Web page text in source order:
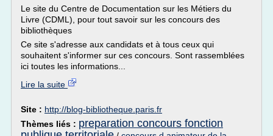
Le site du Centre de Documentation sur les Métiers du
Livre (CDML), pour tout savoir sur les concours des
bibliothèques
Ce site s'adresse aux candidats et à tous ceux qui
souhaitent s'informer sur ces concours. Sont rassemblées
ici toutes les informations...
Lire la suite
Site : http://blog-bibliotheque.paris.fr
Thèmes liés : preparation concours fonction